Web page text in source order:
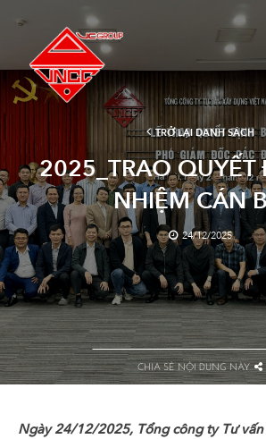
TRỞ LẠI DANH SÁCH
2025_TRAO
NHIỆM CÁN
24/12/2025
CHIA SẺ NỘI DUNG NÀY
Ngày 24/12/2025, Tổng công ty Tư